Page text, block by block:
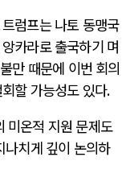
트럼프는 나토 동맹국
카라로 출국하기 며
만 때문에 이번 회의
할 가능성도 있다.
미온적 지원 문제도
나치게 깊이 논의하